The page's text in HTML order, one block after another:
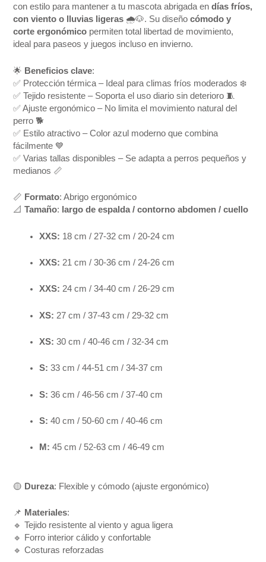
con estilo para mantener a tu mascota abrigada endías fríos,
con viento o lluvias ligeras 🌧️🐶. Su diseñocómodo y
corte ergonómico permiten total libertad de movimiento,
ideal para paseos y juegos incluso en invierno.
🌟 Beneficios clave:
✅ Protección térmica – Ideal para climas fríos moderados ❄️
✅ Tejido resistente – Soporta el uso diario sin deterioro 🧵
✅ Ajuste ergonómico – No limita el movimiento natural del
perro 🐕
✅ Estilo atractivo – Color azul moderno que combina
fácilmente 💙
✅ Varias tallas disponibles – Se adapta a perros pequeños y
medianos 📏
📏 Formato: Abrigo ergonómico
📐Tamaño: largo de espalda / contorno abdomen / cuello
XXS: 18 cm / 27-32 cm / 20-24 cm
XXS: 21 cm / 30-36 cm / 24-26 cm
XXS: 24 cm / 34-40 cm / 26-29 cm
XS: 27 cm / 37-43 cm / 29-32 cm
XS: 30 cm / 40-46 cm / 32-34 cm
S: 33 cm / 44-51 cm / 34-37 cm
S: 36 cm / 46-56 cm / 37-40 cm
S: 40 cm / 50-60 cm / 40-46 cm
M: 45 cm / 52-63 cm / 46-49 cm
🟡 Dureza: Flexible y cómodo (ajuste ergonómico)
📌 Materiales:
🔹 Tejido resistente al viento y agua ligera
🔹 Forro interior cálido y confortable
🔹 Costuras reforzadas